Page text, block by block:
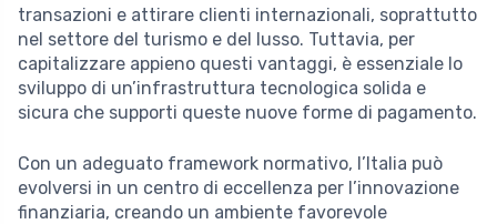
transazioni e attirare clienti internazionali, soprattutto
nel settore del turismo e del lusso. Tuttavia, per
capitalizzare appieno questi vantaggi, è essenziale lo
sviluppo di un’infrastruttura tecnologica solida e
sicura che supporti queste nuove forme di pagamento.
Con un adeguato framework normativo, l’Italia può
evolversi in un centro di eccellenza per l’innovazione
finanziaria, creando un ambiente favorevole